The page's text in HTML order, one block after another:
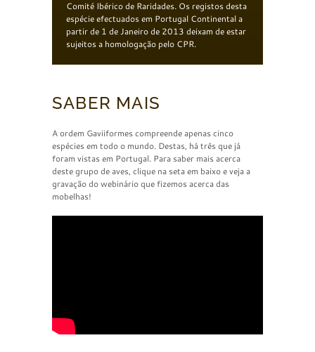
Comité Ibérico de Raridades. Os registos desta
espécie efectuados em Portugal Continental a
partir de 1 de Janeiro de 2013 deixam de estar
sujeitos a homologação pelo CPR.
SABER MAIS
A ordem Gaviiformes compreende apenas cinco
espécies em todo o mundo. Destas, há três que já
foram vistas em Portugal. Para saber mais acerca
deste grupo de aves, clique na seta em baixo e veja a
gravação do webinário que fizemos acerca das
mobelhas!